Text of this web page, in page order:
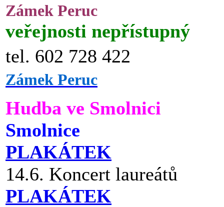
Zámek Peruc
veřejnosti nepřístupný
tel. 602 728 422
Zámek Peruc
Hudba ve Smolnici
Smolnice
PLAKÁTEK
14.6. Koncert laureátů
PLAKÁTEK